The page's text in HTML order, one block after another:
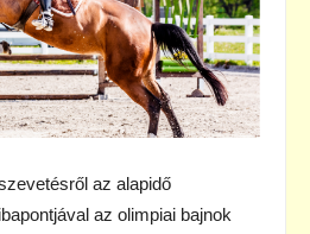
az alapidő
az olimpiai bajnok